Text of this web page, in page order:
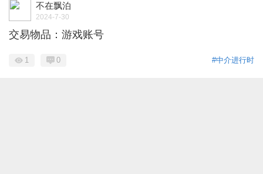
不在飘泊
2024-7-30
交易物品：游戏账号
#中介进行时
1 0